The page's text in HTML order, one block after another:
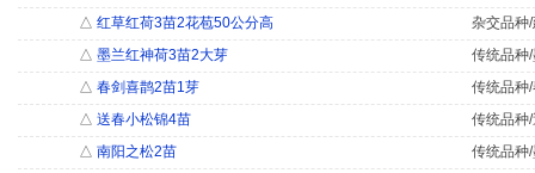
△ 红草红荷3苗2花苞50公分高
杂交品种
△ 墨兰红神荷3苗2大芽
传统品种
△ 春剑喜鹊2苗1芽
传统品种
△ 送春小松锦4苗
传统品种
△ 南阳之松2苗
传统品种